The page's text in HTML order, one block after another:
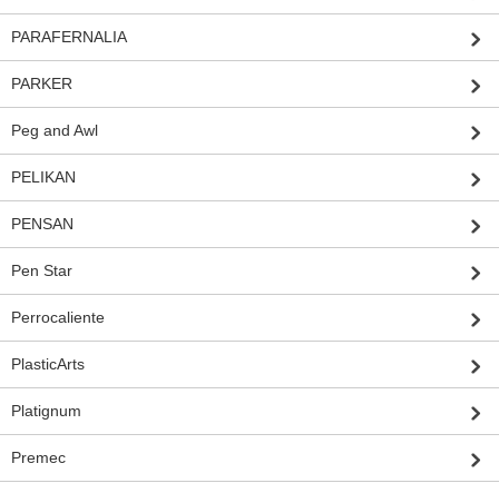
PARAFERNALIA
PARKER
Peg and Awl
PELIKAN
PENSAN
Pen Star
Perrocaliente
PlasticArts
Platignum
Premec